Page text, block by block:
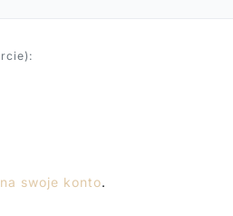
swoje konto.